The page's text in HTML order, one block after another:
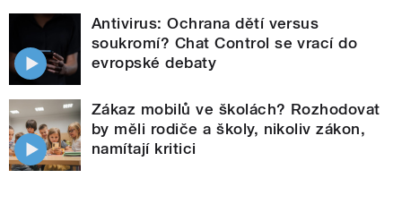
Antivirus: Ochrana dětí versus
soukromí? Chat Control se vrací do
evropské debaty
Zákaz mobilů ve školách? Rozhodovat
by měli rodiče a školy, nikoliv zákon,
namítají kritici